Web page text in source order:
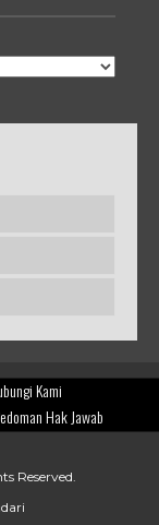
Kami
Hak Jawab
Reserved.